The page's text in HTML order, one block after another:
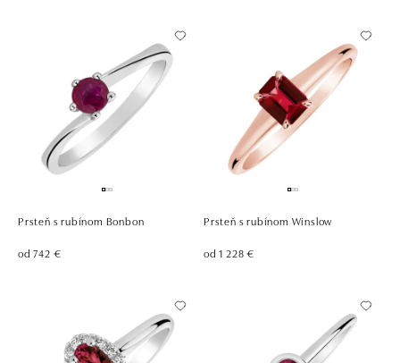
Prsteň s rubínom Bonbon
od 742 €
Prsteň s rubínom Winslow
od 1 228 €